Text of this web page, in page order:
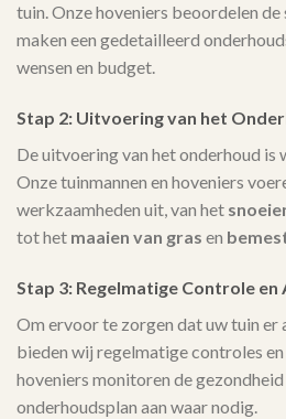
tuin. Onze hoveniers beoordelen de
maken een gedetailleerd
wensen en budget.
Stap 2: Uitvoering van het
De uitvoering van het onderhoud is
Onze tuinmannen en hoveniers
werkzaamheden uit, van het
tot het maaien van gras en
Stap 3: Regelmatige Controle en
Om ervoor te zorgen dat uw tuin
bieden wij regelmatige controles en
hoveniers monitoren de
onderhoudsplan aan waar nodig.